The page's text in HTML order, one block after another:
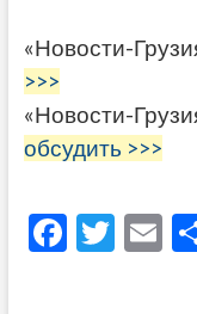
«Новости-
>>>
«Новости-
обсудить >>>
F T E